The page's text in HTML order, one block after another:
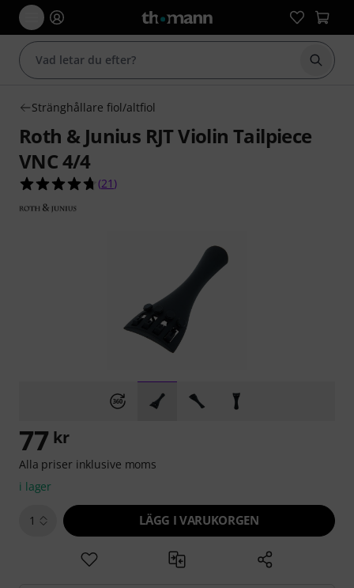
Börja
Stränghållare fiol/altfiol
Roth & Junius RJT Violin Tailpiece
VNC 4/4
4.7 av 5 stjärnor från 21 kundbetyg
(21 )
77 kr
Alla priser inklusive moms
i lager
1 LÄGG I VARUKORGEN